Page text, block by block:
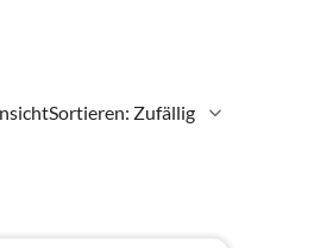
Sortieren: Zufällig